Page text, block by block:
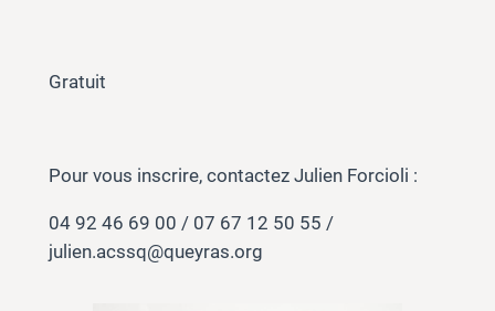
Gratuit
Pour vous inscrire, contactez Julien Forcioli :
04 92 46 69 00 / 07 67 12 50 55 /
julien.acssq@queyras.org